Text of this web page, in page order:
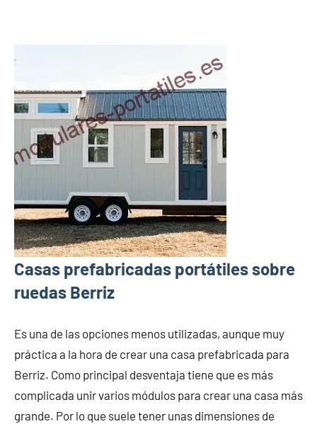
Casas prefabricadas portátiles sobre
ruedas Berriz
Es una de las opciones menos utilizadas, aunque muy
práctica a la hora de crear una casa prefabricada para
Berriz. Como principal desventaja tiene que es más
complicada unir varios módulos para crear una casa más
grande. Por lo que suele tener unas dimensiones de